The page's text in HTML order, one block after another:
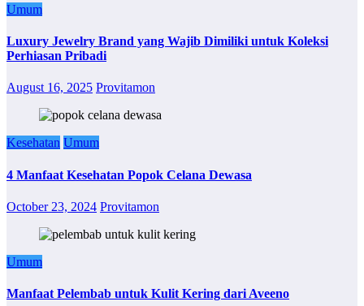
Umum
Luxury Jewelry Brand yang Wajib Dimiliki untuk Koleksi
Perhiasan Pribadi
August 16, 2025 Provitamon
Kesehatan Umum
4 Manfaat Kesehatan Popok Celana Dewasa
October 23, 2024 Provitamon
Umum
Manfaat Pelembab untuk Kulit Kering dari Aveeno